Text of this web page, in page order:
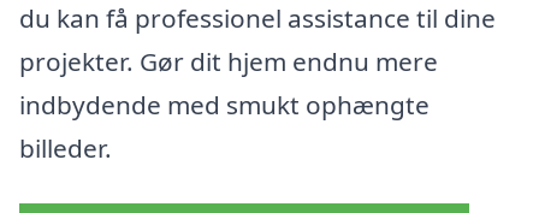
du kan få professionel assistance til dine
projekter. Gør dit hjem endnu mere
indbydende med smukt ophængte
billeder.